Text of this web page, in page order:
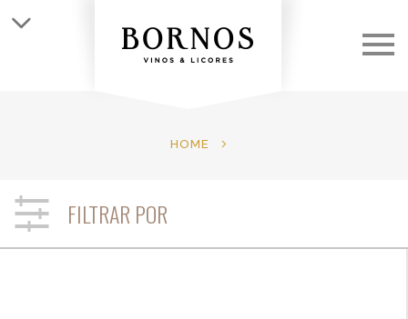
QUIÉNES SOMOS
HOME
FILTRAR POR